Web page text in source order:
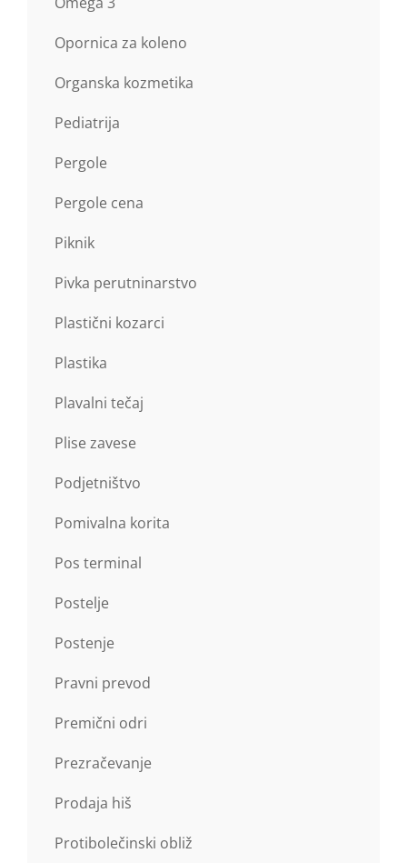
Opornica za koleno
Organska kozmetika
Pediatrija
Pergole
Pergole cena
Piknik
Pivka perutninarstvo
Plastični kozarci
Plastika
Plavalni tečaj
Plise zavese
Podjetništvo
Pomivalna korita
Pos terminal
Postelje
Postenje
Pravni prevod
Premični odri
Prezračevanje
Prodaja hiš
Protibolečinski obliž